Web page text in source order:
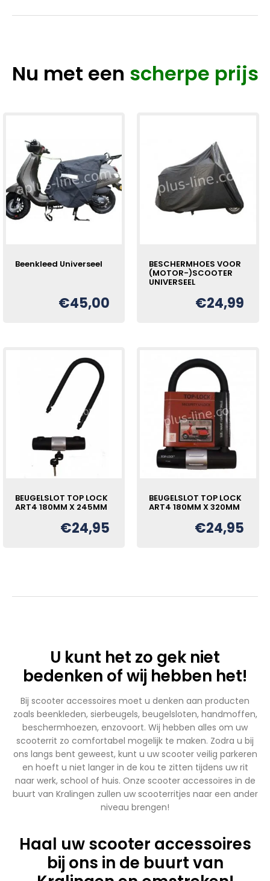
Nu met een scherpe prijs
Beenkleed Universeel
€45,00
BESCHERMHOES VOOR
(MOTOR-)SCOOTER
UNIVERSEEL
€24,99
BEUGELSLOT TOP LOCK
ART4 180MM X 245MM
€24,95
BEUGELSLOT TOP LOCK
ART4 180MM X 320MM
€24,95
U kunt het zo gek niet
bedenken of wij hebben het!
Bij scooter accessoires moet u denken aan producten
zoals beenkleden, sierbeugels, beugelsloten, handmoffen,
beschermhoezen, enzovoort. Wij hebben alles om uw
scooterrit zo comfortabel mogelijk te maken. Zodra u bij
ons langs bent geweest, kunt u uw scooter veilig parkeren
en hoeft u niet langer in de kou te zitten tijdens uw rit
naar werk, school of huis. Onze scooter accessoires in de
buurt van Kralingen zullen uw scooterritjes naar een ander
niveau brengen!
Haal uw scooter accessoires
bij ons in de buurt van